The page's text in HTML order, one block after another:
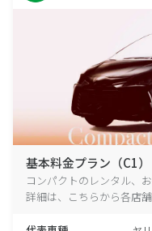
基本料金プラン（C1）
コンパクトのレンタル、
詳細は、こちらから各店